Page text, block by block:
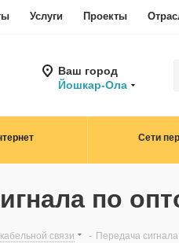
Услуги Проекты
Ваш город
Йошкар-Ола
Сети
по
связи - Передача